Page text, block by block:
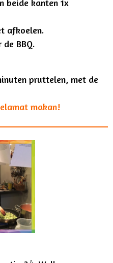
beide kanten 1x
afkoelen.
BBQ.
pruttelen, met de
makan!